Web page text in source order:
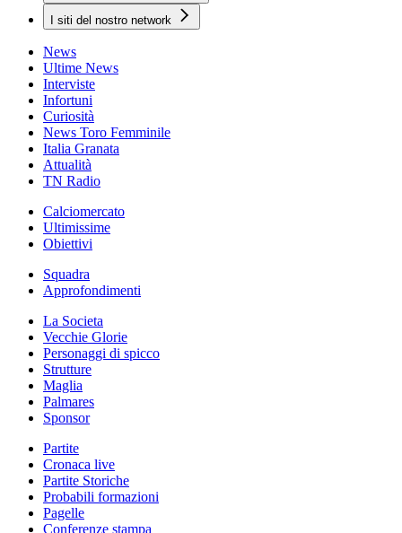
I siti del nostro network
News
Ultime News
Interviste
Infortuni
Curiosità
News Toro Femminile
Italia Granata
Attualità
TN Radio
Calciomercato
Ultimissime
Obiettivi
Squadra
Approfondimenti
La Societa
Vecchie Glorie
Personaggi di spicco
Strutture
Maglia
Palmares
Sponsor
Partite
Cronaca live
Partite Storiche
Probabili formazioni
Pagelle
Conferenze stampa